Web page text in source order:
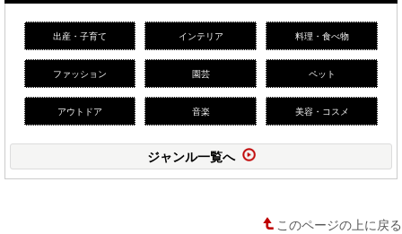
出産・子育て インテリア 料理・食べ物
ファッション 園芸 ペット
アウトドア 音楽 美容・コスメ
ジャンル一覧へ
このページの上に戻る